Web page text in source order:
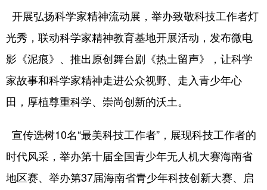
开展弘扬科学家精神流动展，举办致敬科技工作者灯
光秀，联动科学家精神教育基地开展活动，发布微电
影《泥痕》、推出原创舞台剧《热土留声》，让科学
家故事和科学家精神走进公众视野、走入青少年心
田，厚植尊重科学、崇尚创新的沃土。
宣传选树10名“最美科技工作者”，展现科技工作者的
时代风采，举办第十届全国青少年无人机大赛海南省
地区赛、举办第37届海南省青少年科技创新大赛、启